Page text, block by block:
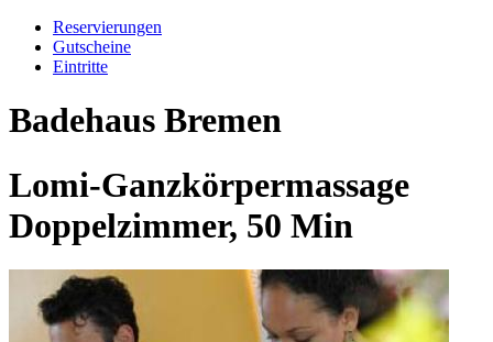
Reservierungen
Gutscheine
Eintritte
Badehaus Bremen
Lomi-Ganzkörpermassage
Doppelzimmer, 50 Min